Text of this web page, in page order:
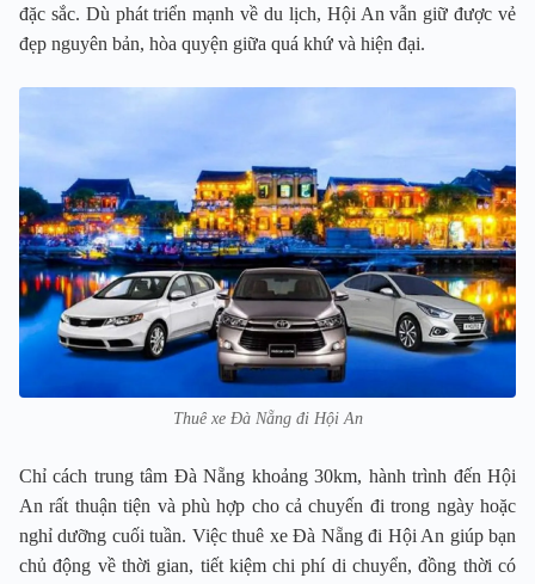
đặc sắc. Dù phát triển mạnh về du lịch, Hội An vẫn giữ được vẻ
đẹp nguyên bản, hòa quyện giữa quá khứ và hiện đại.
Thuê xe Đà Nẵng đi Hội An
Chỉ cách trung tâm Đà Nẵng khoảng 30km, hành trình đến Hội
An rất thuận tiện và phù hợp cho cả chuyến đi trong ngày hoặc
nghỉ dưỡng cuối tuần. Việc thuê xe Đà Nẵng đi Hội An giúp bạn
chủ động về thời gian, tiết kiệm chi phí di chuyển, đồng thời có